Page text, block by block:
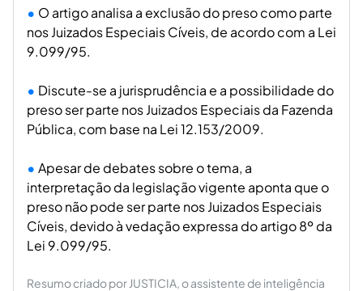
O artigo analisa a exclusão do preso como parte
nos Juizados Especiais Cíveis, de acordo com a Lei
9.099/95.
Discute-se a jurisprudência e a possibilidade do
preso ser parte nos Juizados Especiais da Fazenda
Pública, com base na Lei 12.153/2009.
Apesar de debates sobre o tema, a
interpretação da legislação vigente aponta que o
preso não pode ser parte nos Juizados Especiais
Cíveis, devido à vedação expressa do artigo 8º da
Lei 9.099/95.
Resumo criado por JUSTICIA, o assistente de inteligência